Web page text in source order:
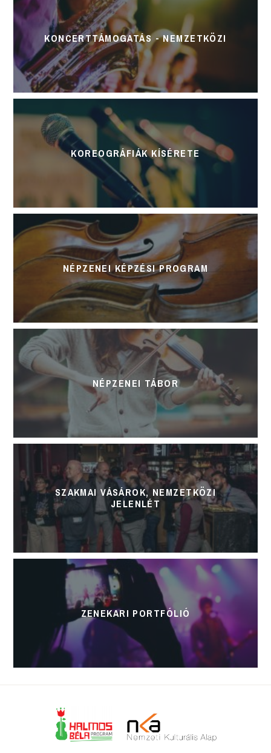
KONCERTTÁMOGATÁS - NEMZETKÖZI
KOREOGRÁFIÁK KÍSÉRETE
NÉPZENEI KÉPZÉSI PROGRAM
NÉPZENEI TÁBOR
SZAKMAI VÁSÁROK, NEMZETKÖZI
JELENLÉT
ZENEKARI PORTFÓLIÓ